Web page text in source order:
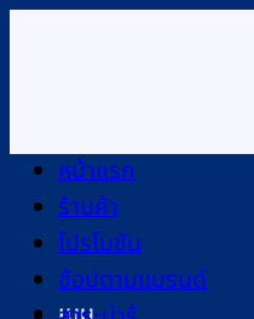
หน้าแรก
ร้านค้า
โปรโมชัน
ช้อปตามแบรนด์